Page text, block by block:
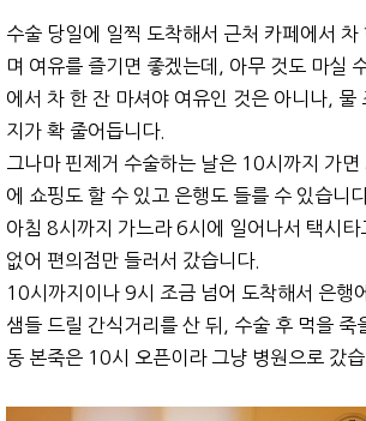
수술 당일에 일찍 도착해서 근처 카페에서 차
며 여유를 즐기면 좋겠는데, 아무 것도 마실
에서 차 한 잔 마셔야 여유인 것은 아니나, 물
지가 확 줄어듭니다.
그나마 핀제거 수술하는 날은 10시까지 가
에 쇼핑도 할 수 있고 은행도 들를 수 있습니
아침 8시까지 가느라 6시에 일어나서 택시타
없어 편의점만 들러서 갔습니다.
10시까지이나 9시 조금 넘어 도착해서 은행
샘들 드릴 간식거리를 산 뒤, 수술 후 먹을 죽
동 본죽은 10시 오픈이라 그냥 병원으로 갔습